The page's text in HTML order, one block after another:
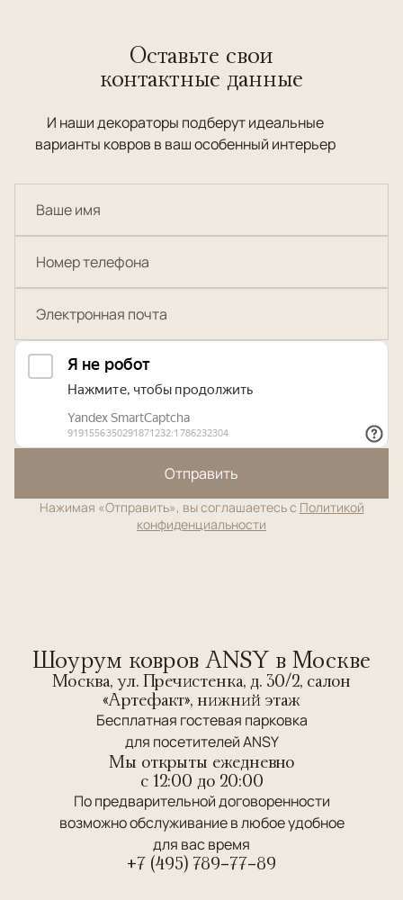
Оставьте свои
контактные данные
И наши декораторы подберут идеальные
варианты ковров в ваш особенный интерьер
Отправить
Нажимая «Отправить», вы соглашаетесь с Политикой
конфиденциальности
Шоурум ковров ANSY в Москве
Москва, ул. Пречистенка, д. 30/2, салон
«Артефакт», нижний этаж
Бесплатная гостевая парковка
для посетителей ANSY
Мы открыты ежедневно
c 12:00 до 20:00
По предварительной договоренности
возможно обслуживание в любое удобное
для вас время
+7 (495) 789-77-89